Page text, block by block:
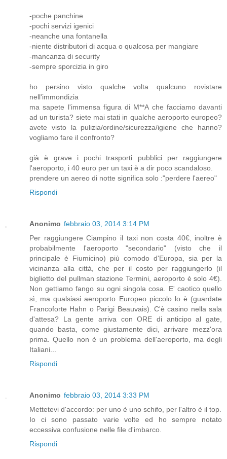
-poche panchine
-pochi servizi igenici
-neanche una fontanella
-niente distributori di acqua o qualcosa per mangiare
-mancanza di security
-sempre sporcizia in giro
ho persino visto qualche volta qualcuno rovistare
nell'immondizia
ma sapete l'immensa figura di M**A che facciamo davanti
ad un turista? siete mai stati in qualche aeroporto europeo?
avete visto la pulizia/ordine/sicurezza/igiene che hanno?
vogliamo fare il confronto?
già è grave i pochi trasporti pubblici per raggiungere
l'aeroporto, i 40 euro per un taxi è a dir poco scandaloso.
prendere un aereo di notte significa solo :"perdere l'aereo"
Rispondi
Anonimo febbraio 03, 2014 3:14 PM
Per raggiungere Ciampino il taxi non costa 40€, inoltre è
probabilmente l'aeroporto "secondario" (visto che il
principale è Fiumicino) più comodo d'Europa, sia per la
vicinanza alla città, che per il costo per raggiungerlo (il
biglietto del pullman stazione Termini, aeroporto è solo 4€).
Non gettiamo fango su ogni singola cosa. E' caotico quello
sì, ma qualsiasi aeroporto Europeo piccolo lo è (guardate
Francoforte Hahn o Parigi Beauvais). C'è casino nella sala
d'attesa? La gente arriva con ORE di anticipo al gate,
quando basta, come giustamente dici, arrivare mezz'ora
prima. Quello non è un problema dell'aeroporto, ma degli
Italiani...
Rispondi
Anonimo febbraio 03, 2014 3:33 PM
Mettetevi d'accordo: per uno è uno schifo, per l'altro è il top.
Io ci sono passato varie volte ed ho sempre notato
eccessiva confusione nelle file d'imbarco.
Rispondi